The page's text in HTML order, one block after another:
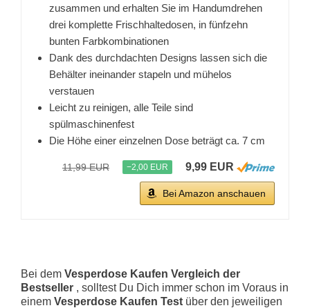
zusammen und erhalten Sie im Handumdrehen
drei komplette Frischhaltedosen, in fünfzehn
bunten Farbkombinationen
Dank des durchdachten Designs lassen sich die
Behälter ineinander stapeln und mühelos
verstauen
Leicht zu reinigen, alle Teile sind
spülmaschinenfest
Die Höhe einer einzelnen Dose beträgt ca. 7 cm
11,99 EUR −2,00 EUR 9,99 EUR
Bei Amazon anschauen
Bei dem Vesperdose Kaufen Vergleich der
Bestseller , solltest Du Dich immer schon im Voraus in
einem Vesperdose Kaufen Test über den jeweiligen